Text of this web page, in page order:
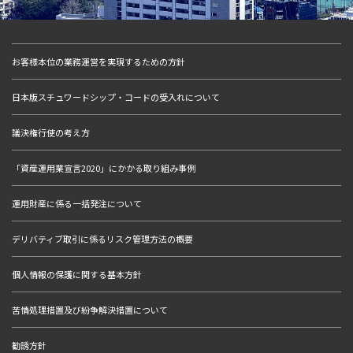
お客様本位の業務運営を実現するための方針
日本版スチュワードシップ・コードの受入れについて
議決権行使の考え方
「資産運用業宣言2020」にかかる取り組み事例
運用財産に係る一括発注について
デリバティブ取引に係るリスク管理方法の概要
個人情報の保護に関する基本方針
苦情処理措置及び紛争解決措置について
勧誘方針